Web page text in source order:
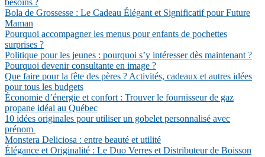
besoins ?
Bola de Grossesse : Le Cadeau Élégant et Significatif pour Future
Maman
Pourquoi accompagner les menus pour enfants de pochettes
surprises ?
Politique pour les jeunes : pourquoi s’y intéresser dès maintenant ?
Pourquoi devenir consultante en image ?
Que faire pour la fête des pères ? Activités, cadeaux et autres idées
pour tous les budgets
Économie d’énergie et confort : Trouver le fournisseur de gaz
propane idéal au Québec
10 idées originales pour utiliser un gobelet personnalisé avec
prénom
Monstera Deliciosa : entre beauté et utilité
Élégance et Originalité : Le Duo Verres et Distributeur de Boisson